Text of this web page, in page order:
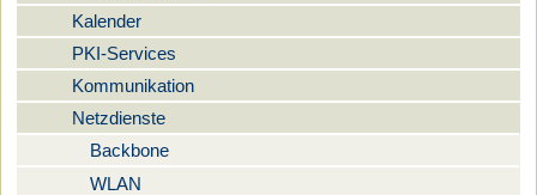
Kalender
PKI-Services
Kommunikation
Netzdienste
Backbone
WLAN